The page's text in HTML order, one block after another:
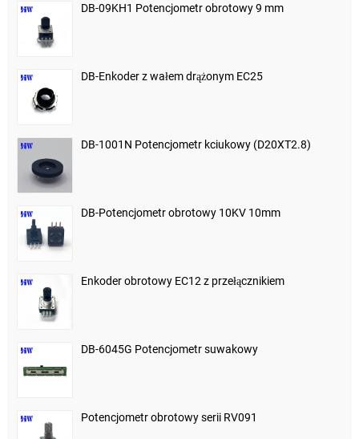
DB-09KH1 Potencjometr obrotowy 9 mm
DB-Enkoder z wałem drążonym EC25
DB-1001N Potencjometr kciukowy (D20XT2.8)
DB-Potencjometr obrotowy 10KV 10mm
Enkoder obrotowy EC12 z przełącznikiem
DB-6045G Potencjometr suwakowy
Potencjometr obrotowy serii RV091